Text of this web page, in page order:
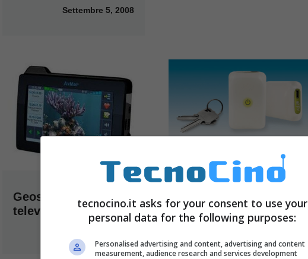
Settembre 5, 2008
Geosat 6 TV: PND
televisivo
PacketVideo:
mobile
Febbraio 18, 2008
tecnocino.it asks for your consent to use your
personal data for the following purposes:
Personalised advertising and content, advertising and content
measurement, audience research and services development